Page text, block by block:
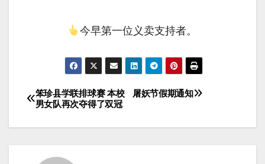
今早第一位义卖支持者。
屠妖节假期通知
笨珍县学联排球赛 本校
男女队再次夺得了双冠